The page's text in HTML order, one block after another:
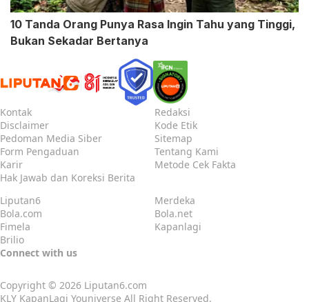
10 Tanda Orang Punya Rasa Ingin Tahu yang Tinggi,
Bukan Sekadar Bertanya
Kontak
Redaksi
Disclaimer
Kode Etik
Pedoman Media Siber
Sitemap
Form Pengaduan
Tentang Kami
Karir
Metode Cek Fakta
Hak Jawab dan Koreksi Berita
Liputan6
Merdeka
Bola.com
Bola.net
Fimela
Kapanlagi
Brilio
Connect with us
Copyright © 2026 Liputan6.com
KLY KapanLagi Youniverse All Right Reserved.